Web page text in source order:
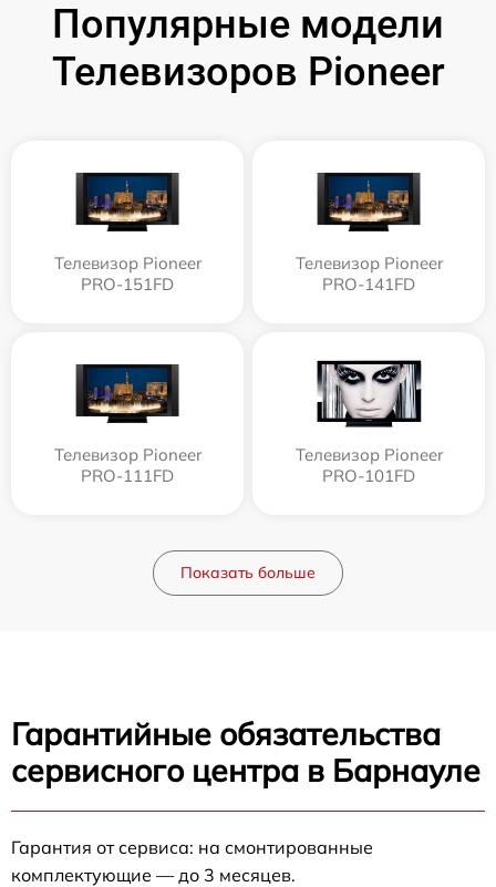
Популярные модели
Телевизоров Pioneer
Телевизор Pioneer
PRO-151FD
Телевизор Pioneer
PRO-141FD
Телевизор Pioneer
PRO-111FD
Телевизор Pioneer
PRO-101FD
Показать больше
Гарантийные обязательства
сервисного центра в Барнауле
Гарантия от сервиса: на смонтированные
комплектующие — до 3 месяцев.